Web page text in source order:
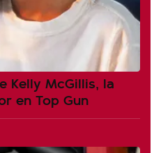
Kelly McGillis, la
en Top Gun